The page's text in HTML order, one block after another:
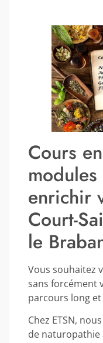
Cours
enrichir
Court-
le
Vous souhaitez
sans forcément
parcours long
Chez ETSN,
de naturopathie